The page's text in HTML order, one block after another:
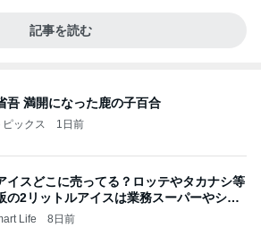
記事を読む
吾 満開になった鹿の子百合
ックス 1日前
イスどこに売ってる？ロッテやタカナシ等
の2リットルアイスは業務スーパーやシャ
Life 8日前